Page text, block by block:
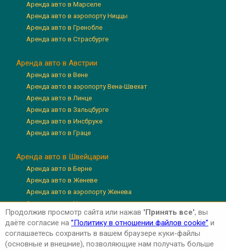
Аренда авто в Марселе
Аренда авто в аэропорту Ниццы
Аренда авто в Гренобле
Аренда авто в Страсбурге
Аренда авто в Австрии
Аренда авто в Вене
Аренда авто в аэропорту Вена-Швехат
Аренда авто в Линце
Аренда авто в Зальцбурге
Аренда авто в Инсбруке
Аренда авто в Граце
Аренда авто в Швейцарии
Аренда авто в Берне
Аренда авто в Женеве
Аренда авто в аэропорту Женева
Аренда авто в Цюрихе
Аренда авто в аэропорту Цюрих
Аренда авто в Люцерне
Продолжив просмотр сайта или нажав 'Принять все', вы
даёте согласие на ”Политику в отношении файлов cookie” и
соглашаетесь сохранить в вашем браузере куки-файлы
(основные и внешние), позволяющие нам получать больше